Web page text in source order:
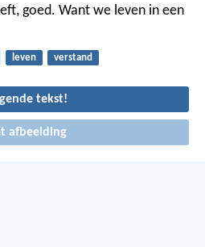
goed. Want we leven in een
leven verstand
tekst!
afbeelding